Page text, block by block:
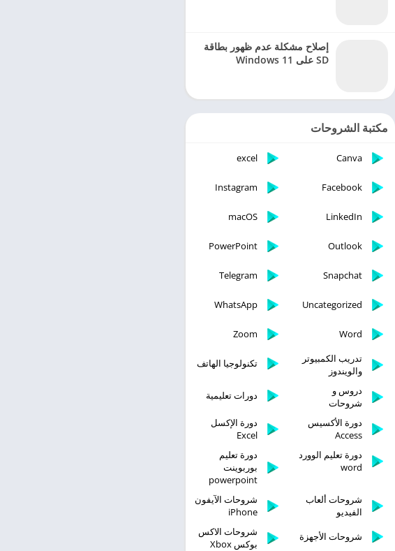
إصلاح مشكلة عدم ظهور بطاقة
SD على Windows 11
مكتبة الشروحات
Canva
excel
Facebook
Instagram
LinkedIn
macOS
Outlook
PowerPoint
Snapchat
Telegram
Uncategorized
WhatsApp
Word
Zoom
تدريب الكمبيوتر
والويندوز
تكنولوجيا الهاتف
دروس و
شروحات
دورات تعليمية
دورة الأكسيس
Access
دورة الإكسل
Excel
دورة تعليم الوورد
word
دورة تعليم
بوربوينت
powerpoint
شروحات ألعاب
الفيديو
شروحات الآيفون
iPhone
شروحات الأجهزة
شروحات الاكس
بوكس Xbox